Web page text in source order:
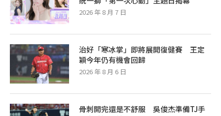
2026 年 8 月 7 日
治好「寒冰掌」即將展開復健賽 王定
穎今年仍有機會回歸
2026 年 8 月 6 日
骨刺開完還是不舒服 吳俊杰準備TJ手